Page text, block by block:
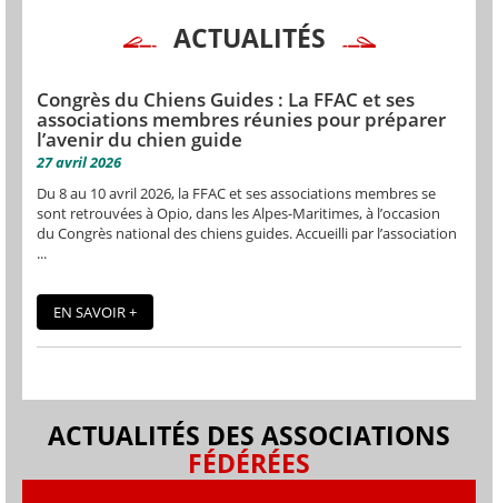
ACTUALITÉS
Congrès du Chiens Guides : La FFAC et ses
associations membres réunies pour préparer
l’avenir du chien guide
27 avril 2026
Du 8 au 10 avril 2026, la FFAC et ses associations membres se
sont retrouvées à Opio, dans les Alpes-Maritimes, à l’occasion
du Congrès national des chiens guides. Accueilli par l’association
...
EN SAVOIR +
ACTUALITÉS DES ASSOCIATIONS
FÉDÉRÉES